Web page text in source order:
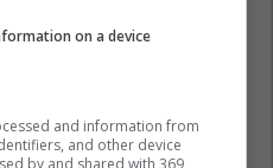
on a device
and information from
and other device
by and shared with 369